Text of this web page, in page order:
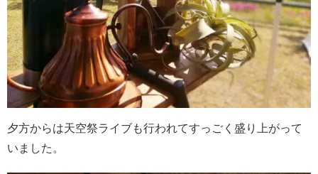
夕方からは天空祭ライブも行われてすっごく盛り上がって
いました。